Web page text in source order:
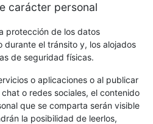
carácter personal
protección de los datos
durante el tránsito y, los alojados
de seguridad físicas.
o aplicaciones o al publicar
o redes sociales, el contenido
que se comparta serán visible
la posibilidad de leerlos,